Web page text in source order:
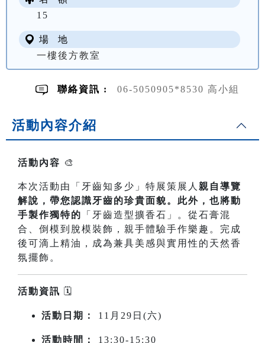
15
場 地
一樓後方教室
聯絡資訊 : 06-5050905*8530 高小組
活動內容介紹
活動內容 🎨
本次活動由「牙齒知多少」特展策展人 親自導覽
解說，帶您認識牙齒的珍貴面貌。此外，也將動
手製作獨特的
「牙齒造型擴香石」。從石膏混
合、倒模到脫模裝飾，親手體驗手作樂趣。完成
後可滴上精油，成為兼具美感與實用性的天然香
氛擺飾。
活動資訊 🗓️
活動日期： 11月29日(六)
活動時間： 13:30-15:30